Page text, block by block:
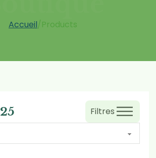
Accueil/Products
25 Filtres